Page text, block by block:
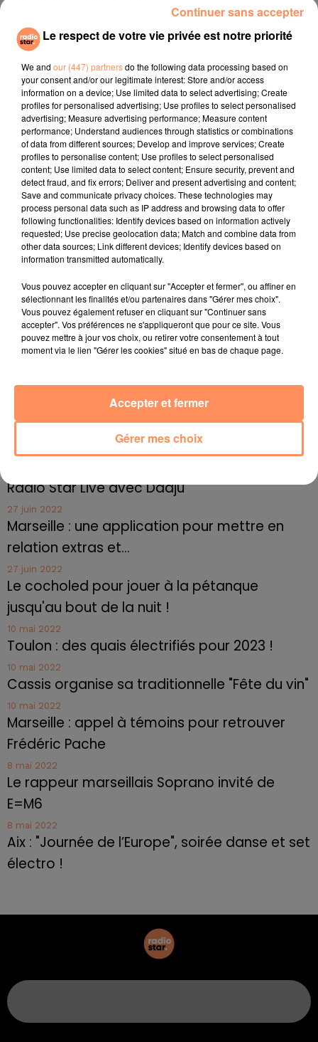
Financé par le centre d’excellence Dhune et
l’association France-Parkinson, l’essai clinique sur le
cannabis thérapeutique sera mené par le service de
neurologie et de pathologie de l’hôpital, le CNRS et
l’Institut de neurosciences de La Timone auprès d’une
trentaine de patients ainsi qu’auprès de volontaires
sains et non-fumeurs. L’essai devrait durer un an.
L’objectif d’une telle expérimentation : mesurer l’effet
du cannabis sur les effets moteurs de Parkison,
deuxième maladie neurodégénérative après
Alzheimer, et qui occasionne une perte progressive du
contrôle des mouvements et l’apparition d’autres
symptômes moteurs comme les tremblements au
repos et une rigidité des membres. Les scientifiques
souhaitent aussi analyser les effets du cannabis
thérapeutique sur les troubles non liés à la motricité,
comme l’anxiété et la dépression.
En attendant les résultats de l’essai, quatre nouveaux
groupes d’experts analysent actuellement l’équilibre
bénéfices/risques du cannabis thérapeutique,
concluants, le cannabis pourrait être prescrit aux
malades d’ici 2020.
Radio Star Live avec Dadju
27 juin 2022
Marseille : une application pour mettre en
relation extras et...
27 juin 2022
Le cocholed pour jouer à la pétanque
jusqu'au bout de la nuit !
10 mai 2022
Toulon : des quais électrifiés pour 2023 !
10 mai 2022
Cassis organise sa traditionnelle "Fête du vin"
10 mai 2022
Marseille : appel à témoins pour retrouver
Frédéric Pache
8 mai 2022
Le rappeur marseillais Soprano invité de
E=M6
8 mai 2022
Aix : "Journée de l’Europe", soirée danse et set
électro !
Le respect de votre vie privée est notre priorité
We and our (447) partnersdo the following data processing based on
your consent and/or our legitimate interest: Store and/or access
information on a device; Use limited data to select advertising; Create
profiles for personalised advertising; Use profiles to select personalised
advertising; Measure advertising performance; Measure content
performance; Understand audiences through statistics or combinations
of data from different sources; Develop and improve services; Create
profiles to personalise content; Use profiles to select personalised
content; Use limited data to select content; Ensure security, prevent and
detect fraud, and fix errors; Deliver and present advertising and content;
Save and communicate privacy choices. These technologies may
process personal data such as IP address and browsing data to offer
following functionalities: Identify devices based on information actively
requested; Use precise geolocation data; Match and combine data from
other data sources; Link different devices; Identify devices based on
information transmitted automatically.
Vous pouvez accepter en cliquant sur "Accepter et fermer", ou affiner en
sélectionnant les finalités et/ou partenaires dans "Gérer mes choix".
Vous pouvez également refuser en cliquant sur "Continuer sans
accepter". Vos préférences ne s'appliqueront que pour ce site. Vous
pouvez mettre à jour vos choix, ou retirer votre consentement à tout
moment via le lien "Gérer les cookies" situé en bas de chaque page.
Gérer mes choix
Accepter et fermer
Continuer sans accepter